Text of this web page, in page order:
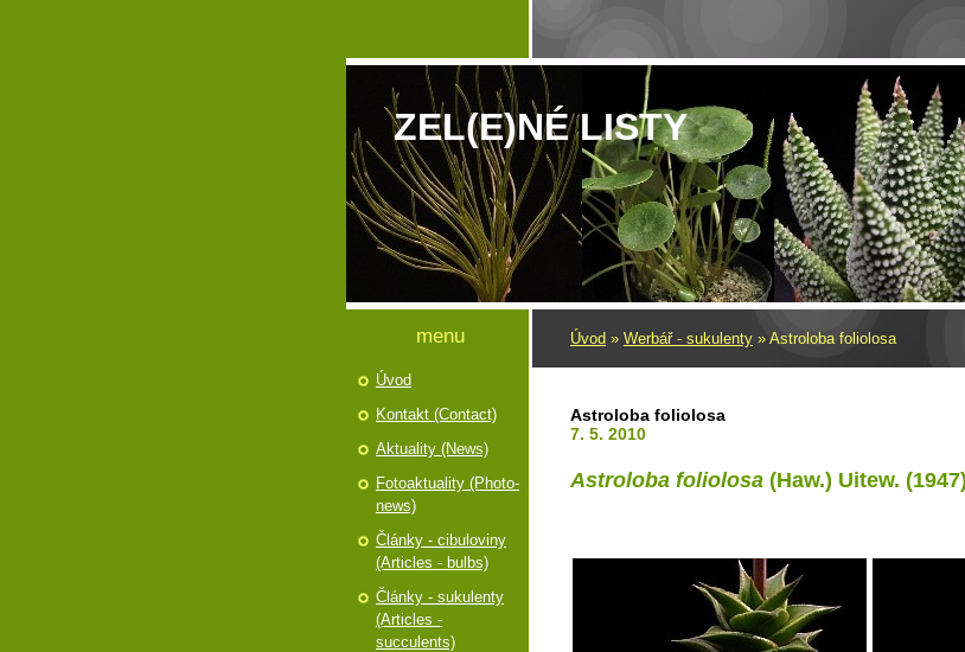
ZEL(E)NÉ LISTY
Úvod » Werbář - sukulenty » Astroloba foliolosa
Astroloba foliolosa
7. 5. 2010
Astroloba foliolosa (Haw.) Uitew. (1947)
menu
Úvod
Kontakt (Contact)
Aktuality (News)
Fotoaktuality (Photo-
news)
Články - cibuloviny
(Articles - bulbs)
Články - sukulenty
(Articles -
succulents)